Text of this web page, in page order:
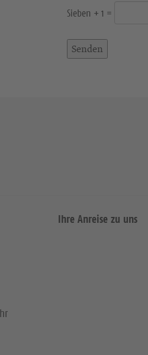
Sieben + 1 =
Ihre Anreise zu uns